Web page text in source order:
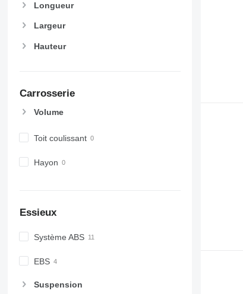
Longueur
Largeur
Hauteur
Carrosserie
Volume
Toit coulissant
Hayon
Essieux
Système ABS
EBS
Suspension